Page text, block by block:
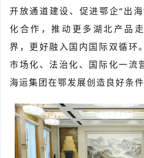
开放通道建设、促进鄂企“出
化合作，推动更多湖北产品
界，更好融入国内国际双循环
市场化、法治化、国际化一流
海运集团在鄂发展创造良好条件